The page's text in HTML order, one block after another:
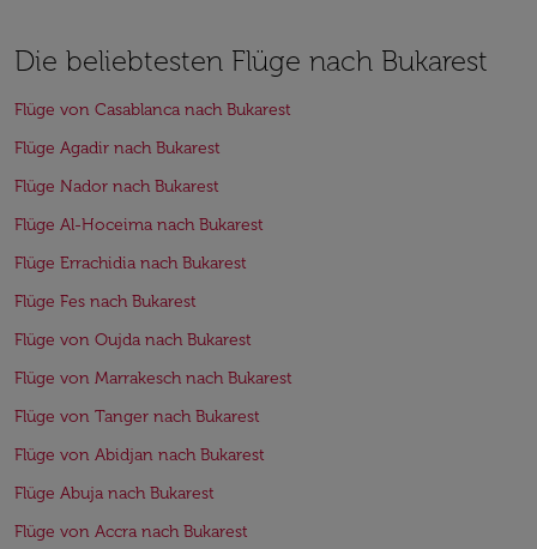
Die beliebtesten Flüge nach Bukarest
Flüge von Casablanca nach Bukarest
Flüge Agadir nach Bukarest
Flüge Nador nach Bukarest
Flüge Al-Hoceima nach Bukarest
Flüge Errachidia nach Bukarest
Flüge Fes nach Bukarest
Flüge von Oujda nach Bukarest
Flüge von Marrakesch nach Bukarest
Flüge von Tanger nach Bukarest
Flüge von Abidjan nach Bukarest
Flüge Abuja nach Bukarest
Flüge von Accra nach Bukarest